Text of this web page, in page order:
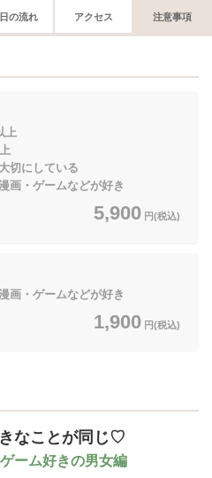
の流れ アクセス 注意事項
にしている
・ゲームなどが好き
5,900 円(税込)
・ゲームなどが好き
1,900 円(税込)
なことが同じ♡
ーム好きの男女編